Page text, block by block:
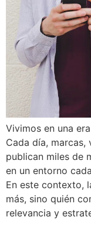
Vivimos en una
Cada día,
publican miles de
en un entorno
En este contexto,
más, sino quién
relevancia y